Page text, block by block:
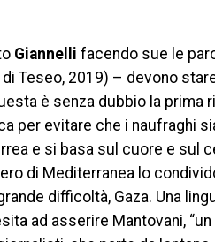
Giannelli facendo sue le
Teseo, 2019) – devono
è senza dubbio la
per evitare che i naufraghi
e si basa sul cuore e sul
di Mediterranea lo
difficoltà, Gaza. Una
ad asserire Mantovani,